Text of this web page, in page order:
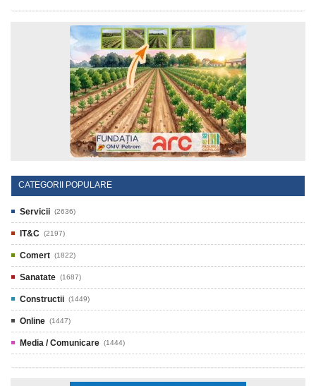
CATEGORII POPULARE
Servicii (2636)
IT&C (2197)
Comert (1822)
Sanatate (1687)
Constructii (1449)
Online (1447)
Media / Comunicare (1444)